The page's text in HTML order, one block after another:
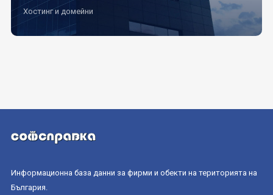
Хостинг и домейни
Информационна база данни за фирми и обекти на територията на
България.